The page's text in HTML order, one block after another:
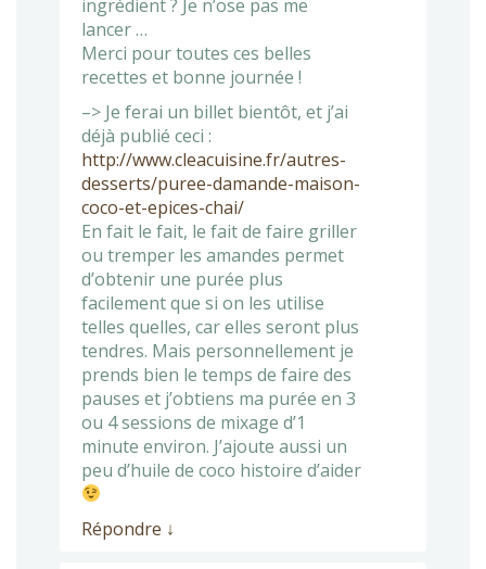
ingrédient ? Je n’ose pas me
lancer …
Merci pour toutes ces belles
recettes et bonne journée !
–> Je ferai un billet bientôt, et j’ai
déjà publié ceci :
http://www.cleacuisine.fr/autres-
desserts/puree-damande-maison-
coco-et-epices-chai/
En fait le fait, le fait de faire griller
ou tremper les amandes permet
d’obtenir une purée plus
facilement que si on les utilise
telles quelles, car elles seront plus
tendres. Mais personnellement je
prends bien le temps de faire des
pauses et j’obtiens ma purée en 3
ou 4 sessions de mixage d’1
minute environ. J’ajoute aussi un
peu d’huile de coco histoire d’aider
Répondre ↓